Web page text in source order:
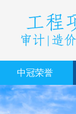
中冠荣誉